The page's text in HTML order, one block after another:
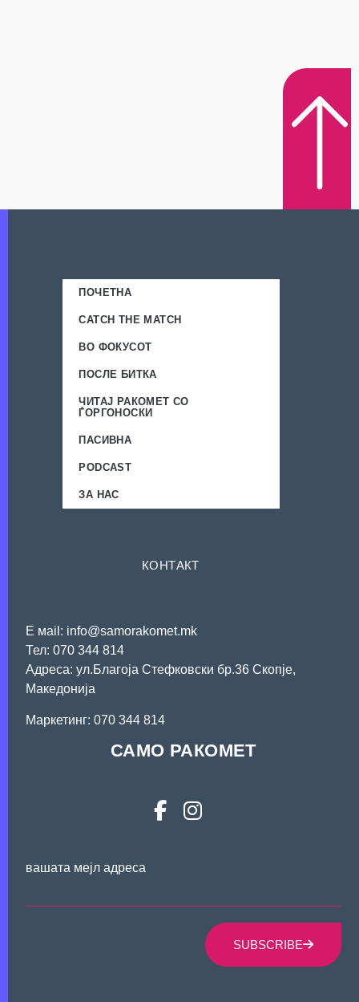
ПОЧЕТНА
CATCH THE MATCH
ВО ФОКУСОТ
ПОСЛЕ БИТКА
ЧИТАЈ РАКОМЕТ СО
ЃОРГОНОСКИ
ПАСИВНА
PODCAST
ЗА НАС
КОНТАКТ
Е мail: info@samorakomet.mk
Тел: 070 344 814
Адреса: ул.Благоја Стефковски бр.36 Скопје,
Македонија
Mаркетинг: 070 344 814
САМО РАКОМЕТ
вашата мејл адреса
SUBSCRIBE